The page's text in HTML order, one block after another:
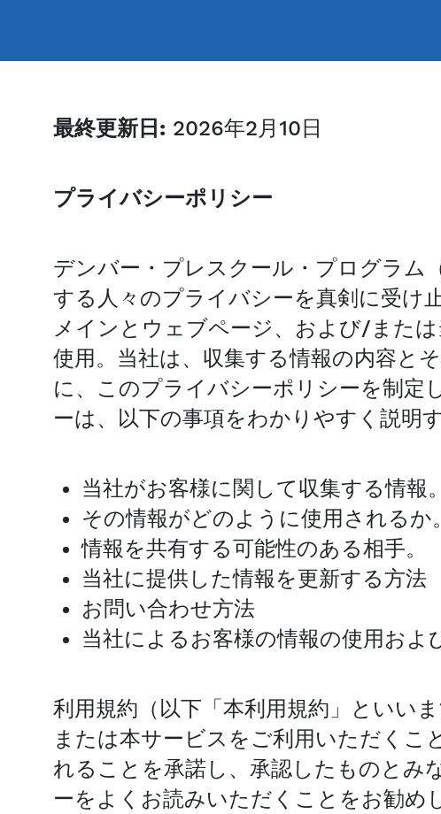
最終更新日: 2026年2月10日
プライバシーポリシー
デンバー・プレスクール・プログラム
する人々のプライバシーを真剣に受け
メインとウェブページ、および/また
使用。当社は、収集する情報の内容と
に、このプライバシーポリシーを制定
ーは、以下の事項をわかりやすく説明
当社がお客様に関して収集する情報。
その情報がどのように使用されるか。
情報を共有する可能性のある相手。
当社に提供した情報を更新する方法
お問い合わせ方法
当社によるお客様の情報の使用およ
利用規約（以下「本利用規約」といい
または本サービスをご利用いただくこ
れることを承諾し、承認したものとみ
ーをよくお読みいただくことをお勧め